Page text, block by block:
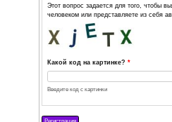
Выберите рассылку, на
Новости, новые
магазина.
Правила
При регистрации на
предоставляет